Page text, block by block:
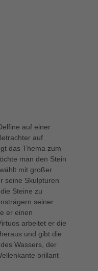
auf einer
auf
das Thema zum
man den Stein
mit großer
seine Skulpturen
Steine zu
seiner
er einen
arbeitet er die
und gibt die
Wassers, der
brillant